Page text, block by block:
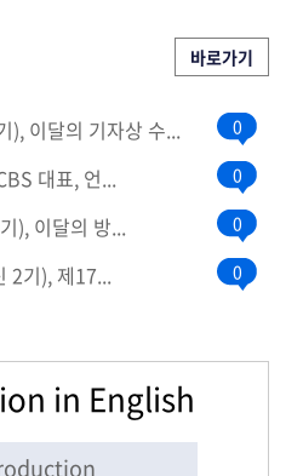
바로가기
), 이달의 기자상 수... 0
대표, 언... 0
), 이달의 방... 0
2기), 제17... 0
in English